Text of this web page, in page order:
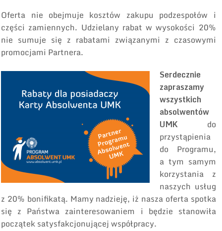
Oferta nie obejmuje kosztów zakupu podzespołów i
części zamiennych. Udzielany rabat w wysokości 20%
nie sumuje się z rabatami związanymi z czasowymi
promocjami Partnera.
Serdecznie
zapraszamy
wszystkich
absolwentów
UMK do
przystąpienia
do Programu,
a tym samym
korzystania z
naszych usług
z 20% bonifikatą. Mamy nadzieję, iż nasza oferta spotka
się z Państwa zainteresowaniem i będzie stanowiła
początek satysfakcjonującej współpracy.